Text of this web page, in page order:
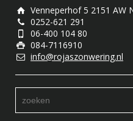
Venneperhof 5 2151 AW
0252-621 291
06-400 104 80
084-7116910
info@rojaszonwering.nl